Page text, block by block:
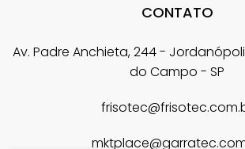
CONTATO
Av. Padre Anchieta, 244 -
do Campo - SP